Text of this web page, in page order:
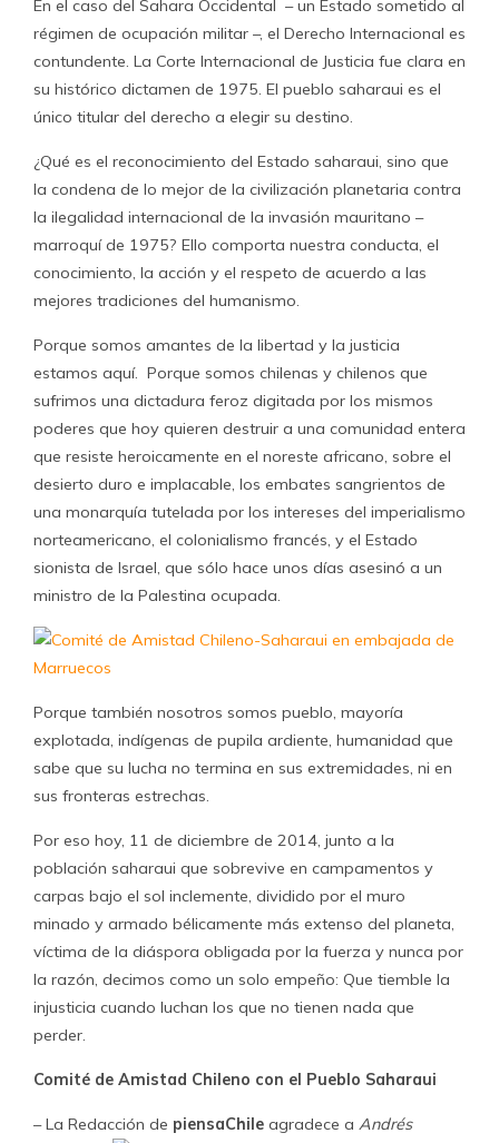
En el caso del Sahara Occidental – un Estado sometido al
régimen de ocupación militar –, el Derecho Internacional es
contundente. La Corte Internacional de Justicia fue clara en
su histórico dictamen de 1975. El pueblo saharaui es el
único titular del derecho a elegir su destino.
¿Qué es el reconocimiento del Estado saharaui, sino que
la condena de lo mejor de la civilización planetaria contra
la ilegalidad internacional de la invasión mauritano –
marroquí de 1975? Ello comporta nuestra conducta, el
conocimiento, la acción y el respeto de acuerdo a las
mejores tradiciones del humanismo.
Porque somos amantes de la libertad y la justicia
estamos aquí. Porque somos chilenas y chilenos que
sufrimos una dictadura feroz digitada por los mismos
poderes que hoy quieren destruir a una comunidad entera
que resiste heroicamente en el noreste africano, sobre el
desierto duro e implacable, los embates sangrientos de
una monarquía tutelada por los intereses del imperialismo
norteamericano, el colonialismo francés, y el Estado
sionista de Israel, que sólo hace unos días asesinó a un
ministro de la Palestina ocupada.
Porque también nosotros somos pueblo, mayoría
explotada, indígenas de pupila ardiente, humanidad que
sabe que su lucha no termina en sus extremidades, ni en
sus fronteras estrechas.
Por eso hoy, 11 de diciembre de 2014, junto a la
población saharaui que sobrevive en campamentos y
carpas bajo el sol inclemente, dividido por el muro
minado y armado bélicamente más extenso del planeta,
víctima de la diáspora obligada por la fuerza y nunca por
la razón, decimos como un solo empeño: Que tiemble la
injusticia cuando luchan los que no tienen nada que
perder.
Comité de Amistad Chileno con el Pueblo Saharaui
– La Redacción de piensaChile agradece a Andrés